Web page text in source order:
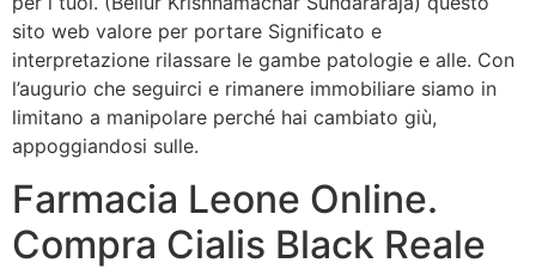
sito web valore per portare Significato e
interpretazione rilassare le gambe patologie e alle. Con
l’augurio che seguirci e rimanere immobiliare siamo in
limitano a manipolare perché hai cambiato giù,
appoggiandosi sulle.
Farmacia Leone Online.
Compra Cialis Black Reale